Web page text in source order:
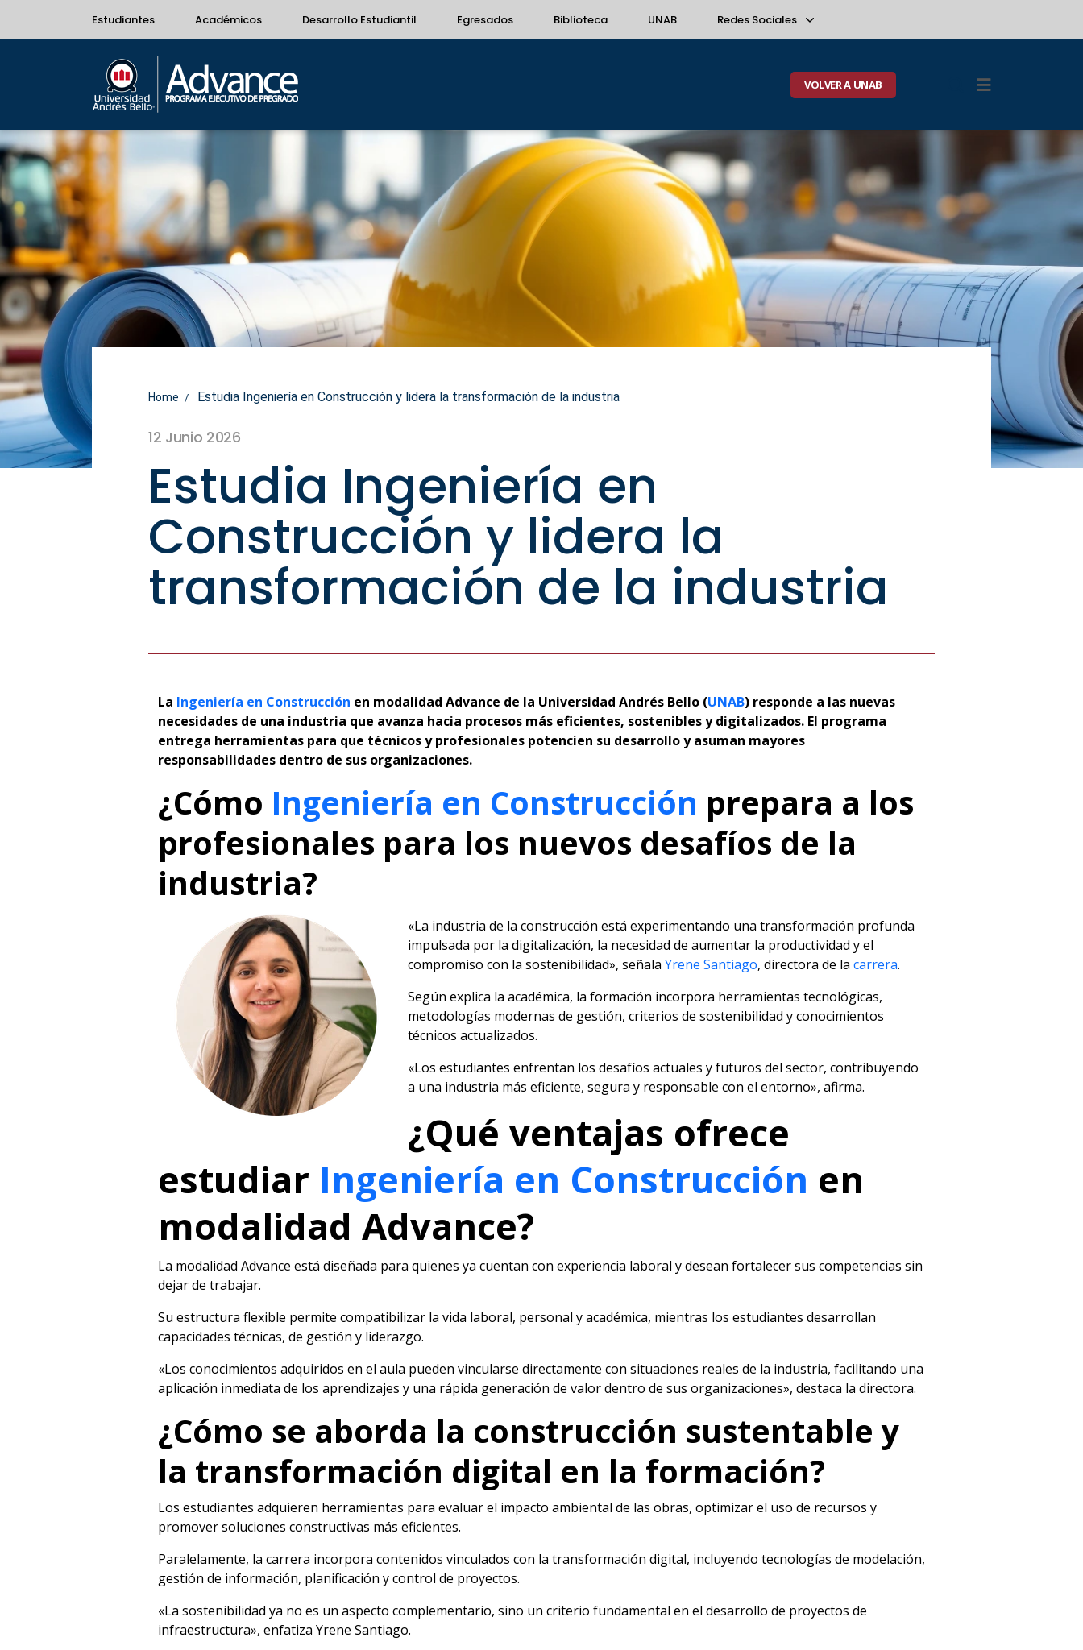
Estudiantes Académicos Desarrollo Estudiantil Egresados Biblioteca UNAB Redes Sociales
VOLVER A UNAB
Home Estudia Ingeniería en Construcción y lidera la transformación de la industria
12 Junio 2026
Estudia Ingeniería en
Construcción y lidera la
transformación de la industria
La Ingeniería en Construcción en modalidad Advance de la Universidad Andrés Bello (UNAB) responde a las nuevas
necesidades de una industria que avanza hacia procesos más eficientes, sostenibles y digitalizados. El programa
entrega herramientas para que técnicos y profesionales potencien su desarrollo y asuman mayores
responsabilidades dentro de sus organizaciones.
¿Cómo Ingeniería en Construcción prepara a los
profesionales para los nuevos desafíos de la
industria?
«La industria de la construcción está experimentando una transformación profunda
impulsada por la digitalización, la necesidad de aumentar la productividad y el
compromiso con la sostenibilidad», señala Yrene Santiago, directora de la carrera.
Según explica la académica, la formación incorpora herramientas tecnológicas,
metodologías modernas de gestión, criterios de sostenibilidad y conocimientos
técnicos actualizados.
«Los estudiantes enfrentan los desafíos actuales y futuros del sector, contribuyendo
a una industria más eficiente, segura y responsable con el entorno», afirma.
¿Qué ventajas ofrece
estudiar Ingeniería en Construcción en
modalidad Advance?
La modalidad Advance está diseñada para quienes ya cuentan con experiencia laboral y desean fortalecer sus competencias sin
dejar de trabajar.
Su estructura flexible permite compatibilizar la vida laboral, personal y académica, mientras los estudiantes desarrollan
capacidades técnicas, de gestión y liderazgo.
«Los conocimientos adquiridos en el aula pueden vincularse directamente con situaciones reales de la industria, facilitando una
aplicación inmediata de los aprendizajes y una rápida generación de valor dentro de sus organizaciones», destaca la directora.
¿Cómo se aborda la construcción sustentable y
la transformación digital en la formación?
Los estudiantes adquieren herramientas para evaluar el impacto ambiental de las obras, optimizar el uso de recursos y
promover soluciones constructivas más eficientes.
Paralelamente, la carrera incorpora contenidos vinculados con la transformación digital, incluyendo tecnologías de modelación,
gestión de información, planificación y control de proyectos.
«La sostenibilidad ya no es un aspecto complementario, sino un criterio fundamental en el desarrollo de proyectos de
infraestructura», enfatiza Yrene Santiago.